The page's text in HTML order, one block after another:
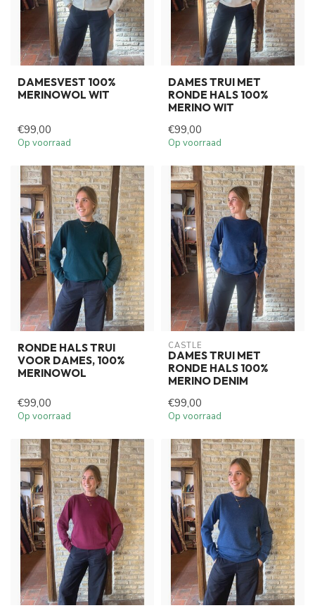
DAMESVEST 100%
MERINOWOL WIT
€99,00
Op voorraad
DAMES TRUI MET
RONDE HALS 100%
MERINO WIT
€99,00
Op voorraad
RONDE HALS TRUI
VOOR DAMES, 100%
MERINOWOL
€99,00
Op voorraad
CASTLE
DAMES TRUI MET
RONDE HALS 100%
MERINO DENIM
€99,00
Op voorraad